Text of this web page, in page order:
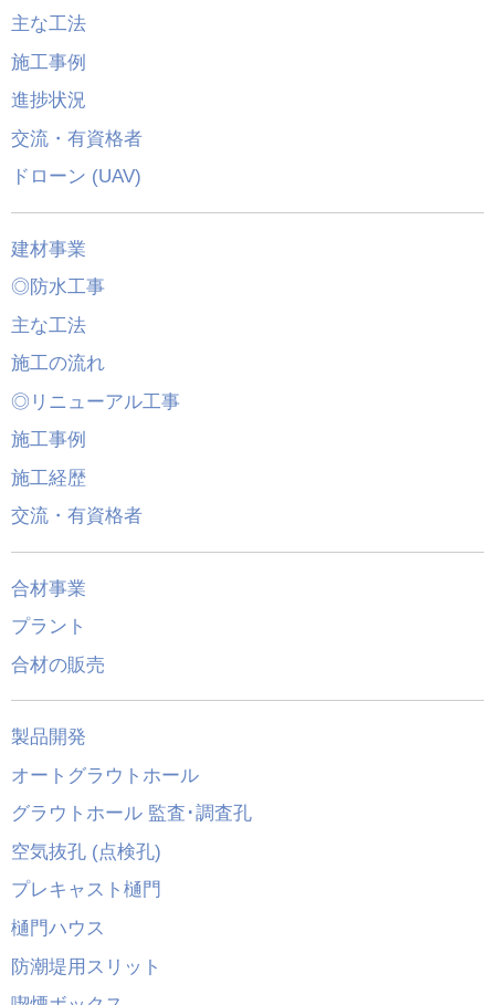
主な工法
施工事例
進捗状況
交流・有資格者
ドローン (UAV)
建材事業
◎防水工事
主な工法
施工の流れ
◎リニューアル工事
施工事例
施工経歴
交流・有資格者
合材事業
プラント
合材の販売
製品開発
オートグラウトホール
グラウトホール 監査･調査孔
空気抜孔 (点検孔)
プレキャスト樋門
樋門ハウス
防潮堤用スリット